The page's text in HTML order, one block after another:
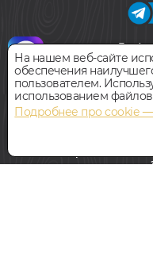
Пн-Вс
Наш
На нашем веб-сайте
обеспечения
пользователем.
использованием
Подробнее про cookie